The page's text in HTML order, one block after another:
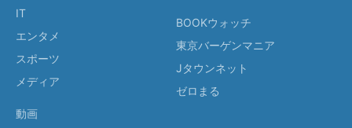
IT
エンタメ
スポーツ
メディア
動画
BOOKウォッチ
東京バーゲンマニア
Jタウンネット
ゼロまる